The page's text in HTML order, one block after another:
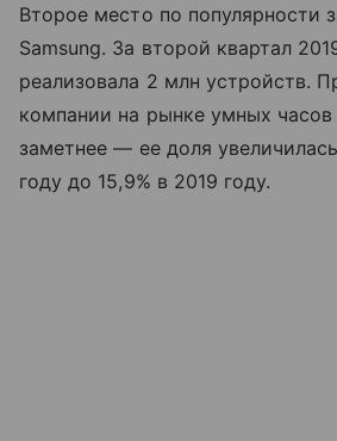
Второе место по популярности
Samsung. За второй квартал
реализовала 2 млн устройств.
компании на рынке умных часов
заметнее — ее доля
году до 15,9% в 2019 году.